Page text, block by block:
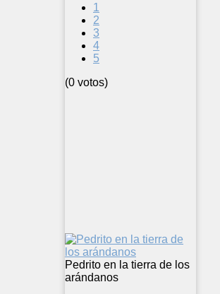
1
2
3
4
5
(0 votos)
Pedrito en la tierra de los
arándanos